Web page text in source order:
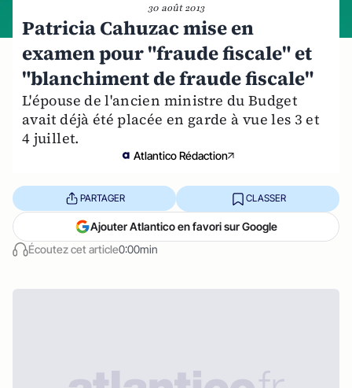
30 août 2013
Patricia Cahuzac mise en
examen pour "fraude fiscale" et
"blanchiment de fraude fiscale"
L'épouse de l'ancien ministre du Budget
avait déjà été placée en garde à vue les 3 et
4 juillet.
Atlantico Rédaction
Écoutez cet article0:00min
PARTAGER CLASSER
Ajouter Atlantico en favori sur Google